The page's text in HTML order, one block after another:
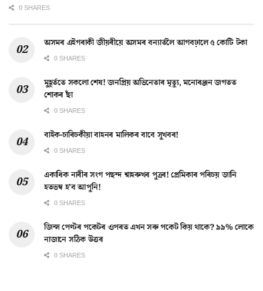
0 SHARES
অসমৰ এইগৰাকী জীয়ৰীয়ে অসমৰ বন্যাৰ্তলৈ আগবঢ়ালে ৫ কোটি টকা
0 SHARES
মুহূৰ্ততে সকলো শেষ! জনপ্ৰিয় অভিনেতাৰ মৃত্যু, মনোৰঞ্জন জগতত
শোকৰ ছাঁ
0 SHARES
বাইক-চাৰিচকীয়া বাহনৰ মালিকৰ বাবে সুখবৰ!
0 SHARES
একাধিক নাৰীৰ সংগ পছন্দ শ্বাহৰুখৰ পুত্ৰৰ! প্ৰেমিকাৰ পৰিচয় জানি
হতভম্ব হ’ব আপুনি!
0 SHARES
জিন্স পেণ্টৰ পকেটৰ ওপৰত এখন সৰু পকেট কিয় থাকে? ৯৯% লোকে
নাজানে সঠিক উত্তৰ
0 SHARES